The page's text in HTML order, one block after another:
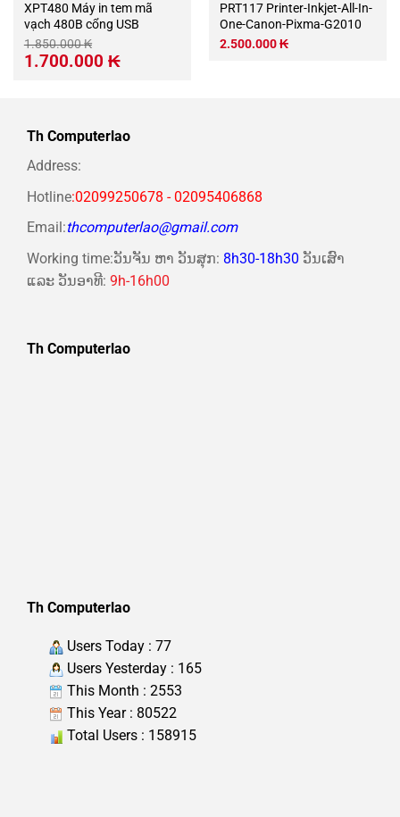
XPT480 Máy in tem mã
vạch 480B cổng USB
1.850.000₭
Giá
gốc
1.700.000 ₭Giá
hiện
PRT117 Printer-Inkjet-All-In-
One-Canon-Pixma-G2010
2.500.000₭
Th Computerlao
Address:
Hotline:02099250678 - 02095406868
Email:thcomputerlao@gmail.com
Working time:ວັນຈັນ ຫາ ວັນສຸກ: 8h30-18h30 ວັນເສົາ
ແລະ ວັນອາທີ: 9h-16h00
Th Computerlao
Th Computerlao
Users Today : 77
Users Yesterday : 165
This Month : 2553
This Year : 80522
Total Users : 158915